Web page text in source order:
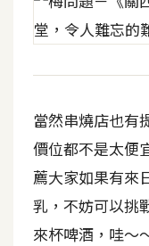
合
作
提
當然串燒店也有
價位都不是太便
薦大家如果有來
乳，不妨可以挑
來杯啤酒，哇～